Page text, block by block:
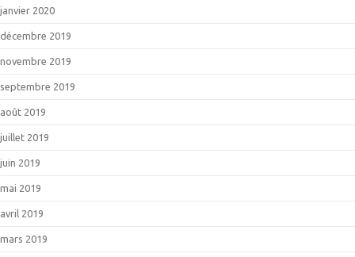
janvier 2020
décembre 2019
novembre 2019
septembre 2019
août 2019
juillet 2019
juin 2019
mai 2019
avril 2019
mars 2019